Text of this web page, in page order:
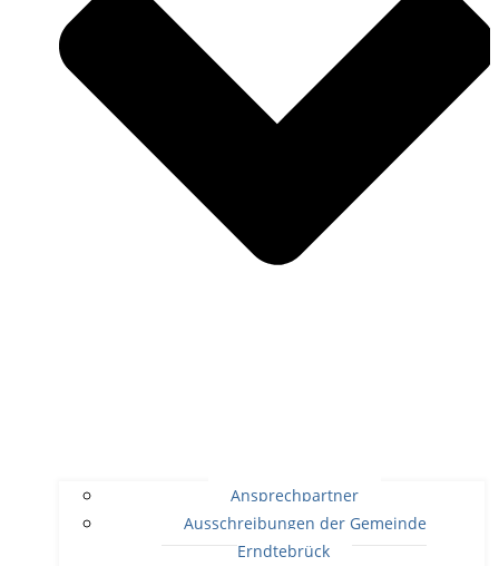
Ansprechpartner
Ausschreibungen der Gemeinde
Erndtebrück